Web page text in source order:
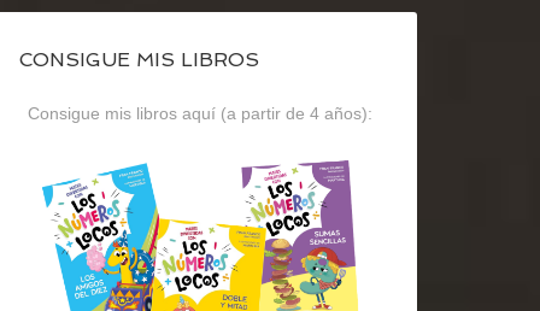
CONSIGUE MIS LIBROS
Consigue mis libros aquí (a partir de 4 años):